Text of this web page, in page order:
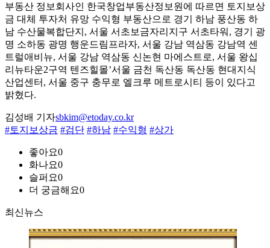
부동산 정보회사인 한국창업부동산정보원에 따르면 토지보상
금 대체 투자처 유망 수익형 부동산으로 경기 하남 풍산동 하
남 수산물복합단지, 서울 서초보금자리지구 서초타워, 경기 광
명 소하동 광명 행운드림프라자, 서울 강남 역삼동 강남역 센
트럴애비뉴, 서울 강남 역삼동 신논현 마에스트로, 서울 왕십
리뉴타운2구역 텐즈힐몰’서울 금천 독산동 독산동 현대지식
산업센터, 서울 중구 충무로 엘크루 메트로시티 등이 있다고
밝혔다.
김성배 기자sbkim@etoday.co.kr
#토지보상금 #검단 #하남 #수익형 #상가
좋아요0
화나요0
슬퍼요0
더 궁금해요0
최신뉴스